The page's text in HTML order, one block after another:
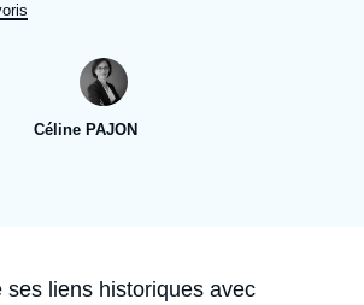
Céline PAJON
ses liens historiques avec